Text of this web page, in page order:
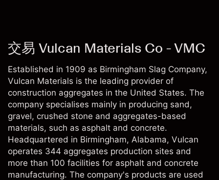
交易 Vulcan Materials Co - VMC
Established in 1909 as Birmingham Slag Company,
Vulcan Materials is the leading provider of
construction aggregates in the United States. The
company specialises mainly in producing sand,
gravel, crushed stone and aggregates-based
materials, such as asphalt and concrete.
Headquartered in Birmingham, Alabama, Vulcan
operates 344 aggregates production sites and
more than 100 facilities for asphalt and concrete
manufacturing. The company's products are used